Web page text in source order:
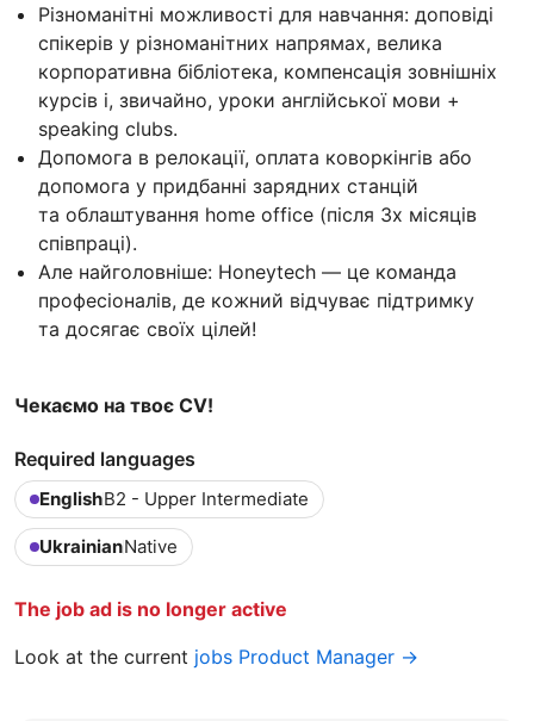
Різноманітні можливості для навчання: доповіді
спікерів у різноманітних напрямах, велика
корпоративна бібліотека, компенсація зовнішніх
курсів і, звичайно, уроки англійської мови +
speaking clubs.
Допомога в релокації, оплата коворкінгів або
допомога у придбанні зарядних станцій
та облаштування home office (після 3х місяців
співпраці).
Але найголовніше: Honeytech — це команда
професіоналів, де кожний відчуває підтримку
та досягає своїх цілей!
Чекаємо на твоє CV!
Required languages
EnglishB2 - Upper Intermediate
UkrainianNative
The job ad is no longer active
Look at the current jobs Product Manager →